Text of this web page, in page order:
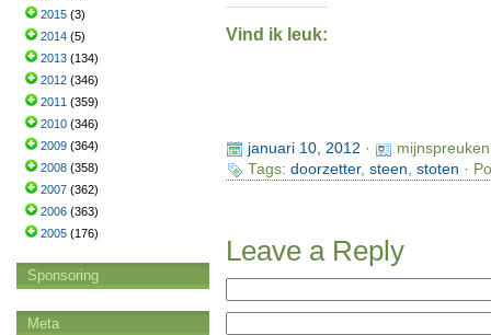
Vind ik leuk:
januari 10, 2012 ·
Tags: doorzetter, steen, stoten ·
Leave a Reply
2015 (3)
2014 (5)
2013 (134)
2012 (346)
2011 (359)
2010 (346)
2009 (364)
2008 (358)
2007 (362)
2006 (363)
2005 (176)
Sponsoring
Meta